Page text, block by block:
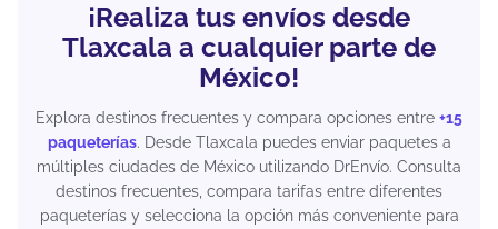
¡Realiza tus envíos desde
Tlaxcala a cualquier parte de
México!
Explora destinos frecuentes y compara opciones entre +15
paqueterías. Desde Tlaxcala puedes enviar paquetes a
múltiples ciudades de México utilizando DrEnvío. Consulta
destinos frecuentes, compara tarifas entre diferentes
paqueterías y selecciona la opción más conveniente para